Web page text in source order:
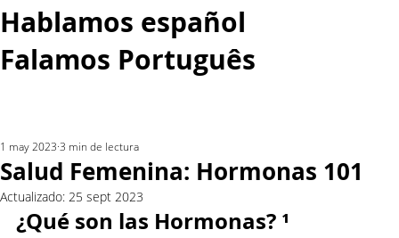
Hablamos español
Falamos Português​
Salud Femenina: Hormonas 101
1 may 2023 3 min de lectura
Actualizado: 25 sept 2023
¿Qué son las Hormonas? ¹